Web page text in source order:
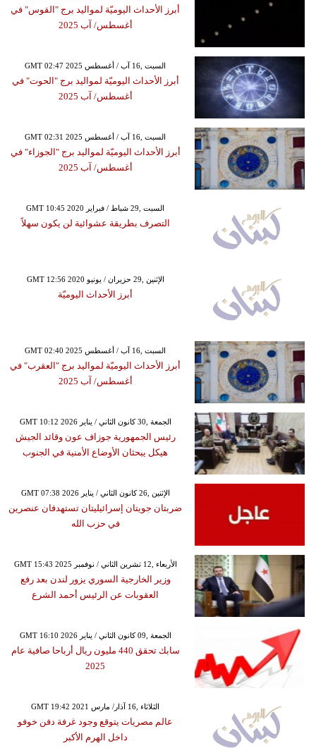
أبرز الأحداث اليوميّة لمواليد برج "القوس" في
أغسطس/ آب 2025
GMT 02:47 2025 السبت ,16 آب / أغسطس
أبرز الأحداث اليوميّة لمواليد برج "الحوت" في
أغسطس/ آب 2025
GMT 02:31 2025 السبت ,16 آب / أغسطس
أبرز الأحداث اليوميّة لمواليد برج "الجوزاء" في
أغسطس/ آب 2025
GMT 10:45 2020 السبت ,29 شباط / فبراير
التصرف بطريقة عشوائية لن يكون سهلاً
GMT 12:56 2020 الإثنين ,29 حزيران / يونيو
أبرز الأحداث اليوميّة
GMT 02:40 2025 السبت ,16 آب / أغسطس
أبرز الأحداث اليوميّة لمواليد برج "العقرب" في
أغسطس/ آب 2025
GMT 10:12 2026 الجمعة ,30 كانون الثاني / يناير
رئيس الجمهورية جوزاف عون وقائد الجيش
هيكل يبحثان الأوضاع الأمنية في الجنوب
GMT 07:38 2026 الإثنين ,26 كانون الثاني / يناير
ضربتان جويتان إسرائيليتان تستهدفان عنصرين
في حزب الله
GMT 15:43 2025 الأربعاء ,12 تشرين الثاني / نوفمبر
وزير الخارجية السوري يزور لندن بعد رفع
العقوبات عن الرئيس أحمد الشرع
GMT 16:10 2026 الجمعة ,09 كانون الثاني / يناير
سابك تحقق 440 مليون ريال أرباحا صافية عام
2025
GMT 19:42 2021 الثلاثاء ,16 آذار/ مارس
عالم مصريات يتوقع وجود غرفة دفن خوفو
داخل الهرم الأكبر